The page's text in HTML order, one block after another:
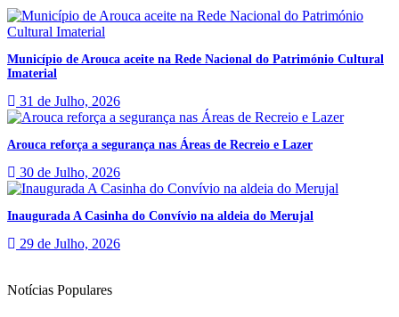
Município de Arouca aceite na Rede Nacional do Património Cultural
Imaterial
31 de Julho, 2026
Arouca reforça a segurança nas Áreas de Recreio e Lazer
30 de Julho, 2026
Inaugurada A Casinha do Convívio na aldeia do Merujal
29 de Julho, 2026
Notícias Populares